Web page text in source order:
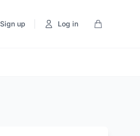
Sign up Log in